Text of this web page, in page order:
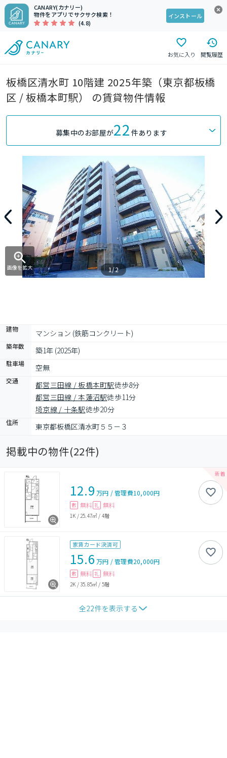
CANARY(カナリー)
物件をアプリでサクサク検索！
(4.8)
インストール
お気に入り 閲覧履歴
板橋区清水町 10階建 2025年築（東京都板橋
区 / 板橋本町駅） の賃貸物件情報
募集中のお部屋が22 件あります
画像を拡大 1/2
建物 マンション (鉄筋コンクリート)
築年数 築1年 (2025年)
駐車場 空無
交通 都営三田線 / 板橋本町駅徒歩8分
都営三田線 / 本蓮沼駅徒歩11分
埼京線 / 十条駅徒歩20分
住所 東京都板橋区清水町５５－３
掲載中の物件(22件)
12.9 万円 /管理費10,000円
敷 無料 礼 無料
1K / 25.47㎡ / 4階
家賃カード決済可
15.6 万円 /管理費20,000円
敷 無料 礼 無料
2K /35.85㎡ / 5階
全22件を表示する